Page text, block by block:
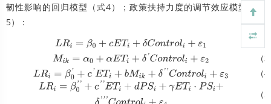
韧性影响的回归模型（式4）；政策扶持力度的调节效应模型（式
5）：
L Ri =β0 +c ETi+δControli+ε1
Mik=α 0+αETi+δ Co n troli+ε2
（
LRi =β0 '+c'E Ti+b Mi k+δ''C on tro li+ε3
（
β0 'ET i+d S γE （